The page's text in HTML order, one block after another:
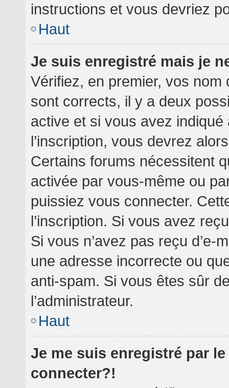
instructions et vous devriez
Haut
Je suis enregistré mais je
Vérifiez, en premier, vos nom
sont corrects, il y a deux
active et si vous avez
l’inscription, vous devrez
Certains forums nécessitent
activée par vous-même ou
puissiez vous connecter.
l’inscription. Si vous avez
Si vous n’avez pas reçu d’e-
une adresse incorrecte ou
anti-spam. Si vous êtes sûr
l’administrateur.
Haut
Je me suis enregistré par
connecter?!